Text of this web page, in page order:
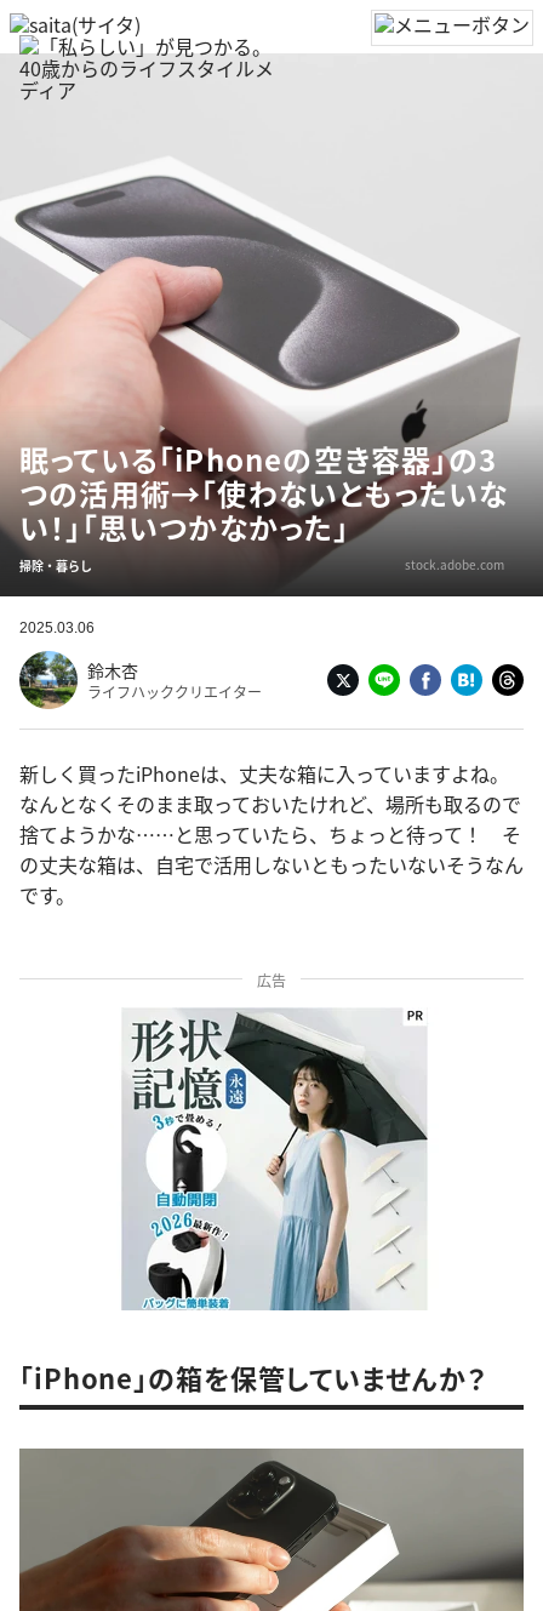
眠っている「iPhoneの空き容器」の3
つの活用術→「使わないともったいな
い！」「思いつかなかった」
掃除・暮らし stock.adobe.com
2025.03.06
鈴木杏
ライフハッククリエイター
新しく買ったiPhoneは、丈夫な箱に入っていますよね。
なんとなくそのまま取っておいたけれど、場所も取るので
捨てようかな……と思っていたら、ちょっと待って！ そ
の丈夫な箱は、自宅で活用しないともったいないそうなん
です。
広告
「iPhone」の箱を保管していませんか？